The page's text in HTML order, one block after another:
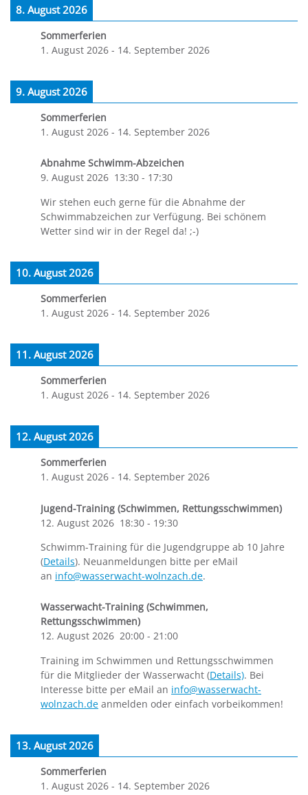
8. August 2026
Sommerferien
1. August 2026 - 14. September 2026
9. August 2026
Sommerferien
1. August 2026 - 14. September 2026
Abnahme Schwimm-Abzeichen
9. August 2026 13:30 - 17:30
Wir stehen euch gerne für die Abnahme der
Schwimmabzeichen zur Verfügung. Bei schönem
Wetter sind wir in der Regel da! ;-)
10. August 2026
Sommerferien
1. August 2026 - 14. September 2026
11. August 2026
Sommerferien
1. August 2026 - 14. September 2026
12. August 2026
Sommerferien
1. August 2026 - 14. September 2026
Jugend-Training (Schwimmen, Rettungsschwimmen)
12. August 2026 18:30 - 19:30
Schwimm-Training für die Jugendgruppe ab 10 Jahre
(Details). Neuanmeldungen bitte per eMail
an info@wasserwacht-wolnzach.de.
Wasserwacht-Training (Schwimmen,
Rettungsschwimmen)
12. August 2026 20:00 - 21:00
Training im Schwimmen und Rettungsschwimmen
für die Mitglieder der Wasserwacht (Details). Bei
Interesse bitte per eMail an info@wasserwacht-
wolnzach.de anmelden oder einfach vorbeikommen!
13. August 2026
Sommerferien
1. August 2026 - 14. September 2026